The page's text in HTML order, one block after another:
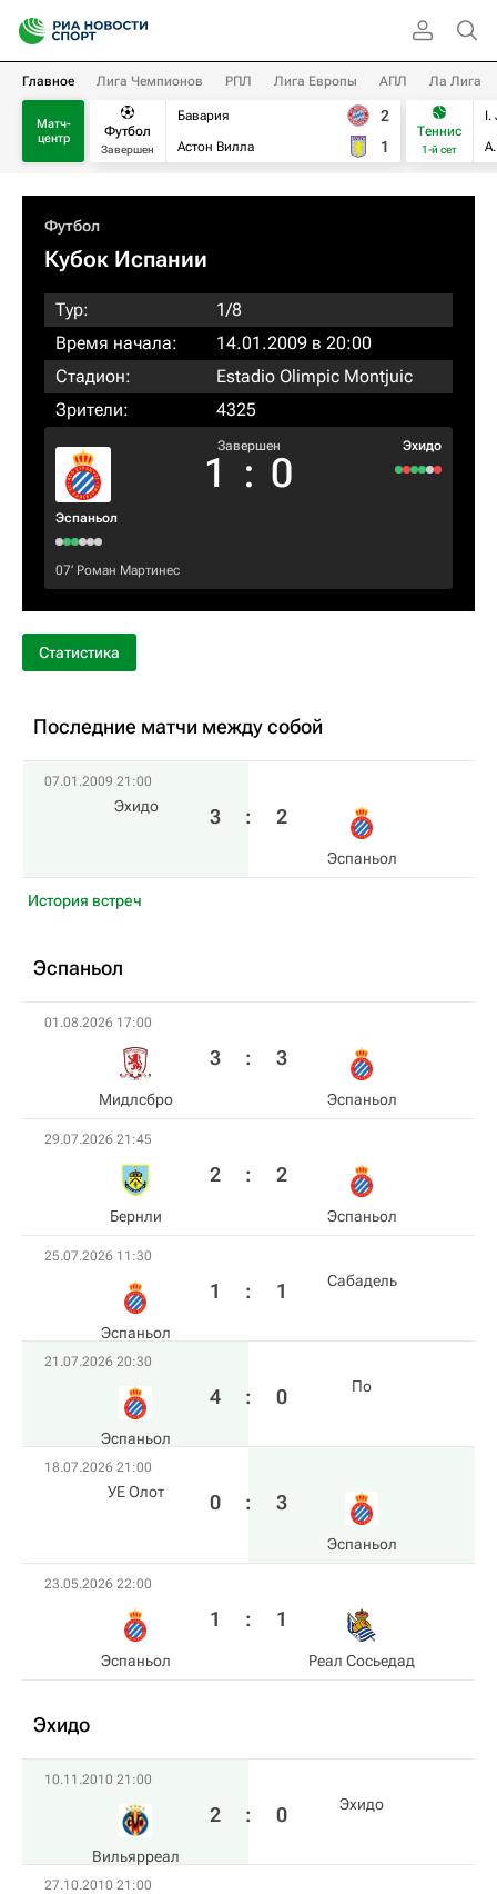
Главное Лига Чемпионов РПЛ Лига Европы АПЛ Ла Лига
Матч-
центр
Футбол
Завершен
Бавария
Астон Вилла
2
1
Теннис
1-й сет
I.
Футбол
Кубок Испании
Тур:
1/8
Время начала:
14.01.2009 в 20:00
Стадион:
Estadio Olimpic Montjuic
Зрители:
4325
Эспаньол
Завершен
1 : 0
Эхидо
07‎’‎ Роман Мартинес
Статистика
Последние матчи между собой
07.01.2009 21:00
Эхидо 3 : 2
Эспаньол
История встреч
Эспаньол
01.08.2026 17:00
Мидлсбро
3 : 3
Эспаньол
29.07.2026 21:45
Бернли
2 : 2
Эспаньол
25.07.2026 11:30
Эспаньол
1 : 1 Сабадель
21.07.2026 20:30
Эспаньол
4 : 0 По
18.07.2026 21:00
УЕ Олот 0 : 3
Эспаньол
23.05.2026 22:00
Эспаньол
1 : 1
Реал Сосьедад
Эхидо
10.11.2010 21:00
Вильярреал
2 : 0 Эхидо
27.10.2010 21:00